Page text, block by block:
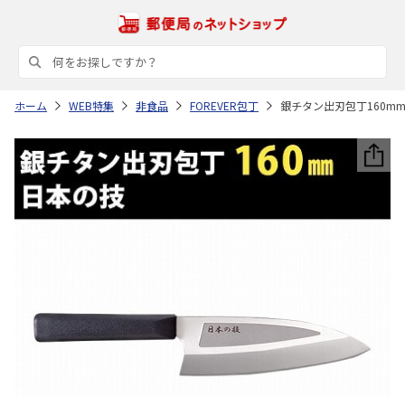
ホーム WEB特集 非食品 FOREVER包丁 銀チタン出刃包丁